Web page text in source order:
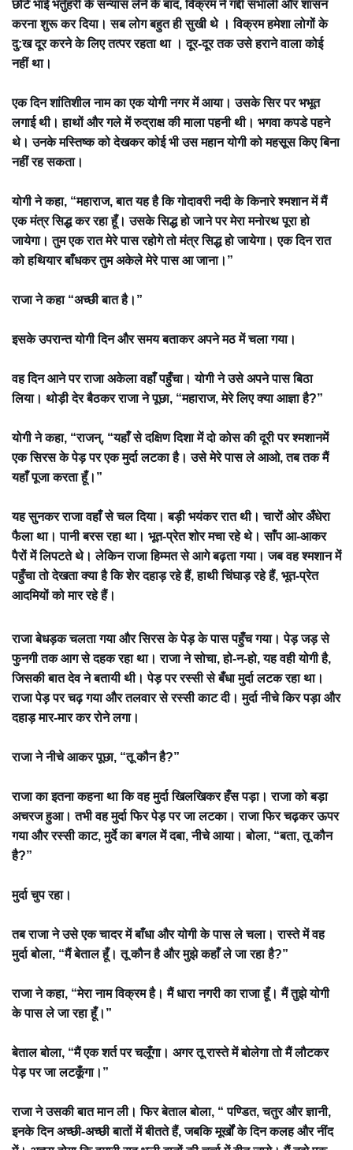
छोटे भाई भर्तुहरी के सन्यास लेने के बाद, विक्रम ने गद्दी संभाली और शासन
करना शुरू कर दिया। सब लोग बहुत ही सुखी थे । विक्रम हमेशा लोगों के
दु:ख दूर करने के लिए तत्पर रहता था । दूर-दूर तक उसे हराने वाला कोई
नहीं था।
एक दिन शांतिशील नाम का एक योगी नगर में आया। उसके सिर पर भभूत
लगाई थी। हाथों और गले में रुद्राक्ष की माला पहनी थी। भगवा कपडे पहने
थे। उनके मस्तिष्क को देखकर कोई भी उस महान योगी को महसूस किए बिना
नहीं रह सकता।
योगी ने कहा, “महाराज, बात यह है कि गोदावरी नदी के किनारे श्मशान में मैं
एक मंत्र सिद्ध कर रहा हूँ। उसके सिद्ध हो जाने पर मेरा मनोरथ पूरा हो
जायेगा। तुम एक रात मेरे पास रहोगे तो मंत्र सिद्ध हो जायेगा। एक दिन रात
को हथियार बाँधकर तुम अकेले मेरे पास आ जाना।”
राजा ने कहा “अच्छी बात है।”
इसके उपरान्त योगी दिन और समय बताकर अपने मठ में चला गया।
वह दिन आने पर राजा अकेला वहाँ पहुँचा। योगी ने उसे अपने पास बिठा
लिया। थोड़ी देर बैठकर राजा ने पूछा, “महाराज, मेरे लिए क्या आज्ञा है?”
योगी ने कहा, “राजन्, “यहाँ से दक्षिण दिशा में दो कोस की दूरी पर श्मशानमें
एक सिरस के पेड़ पर एक मुर्दा लटका है। उसे मेरे पास ले आओ, तब तक मैं
यहाँ पूजा करता हूँ।”
यह सुनकर राजा वहाँ से चल दिया। बड़ी भयंकर रात थी। चारों ओर अँधेरा
फैला था। पानी बरस रहा था। भूत-प्रेत शोर मचा रहे थे। साँप आ-आकर
पैरों में लिपटते थे। लेकिन राजा हिम्मत से आगे बढ़ता गया। जब वह श्मशान में
पहुँचा तो देखता क्या है कि शेर दहाड़ रहे हैं, हाथी चिंघाड़ रहे हैं, भूत-प्रेत
आदमियों को मार रहे हैं।
राजा बेधड़क चलता गया और सिरस के पेड़ के पास पहुँच गया। पेड़ जड़ से
फुनगी तक आग से दहक रहा था। राजा ने सोचा, हो-न-हो, यह वही योगी है,
जिसकी बात देव ने बतायी थी। पेड़ पर रस्सी से बँधा मुर्दा लटक रहा था।
राजा पेड़ पर चढ़ गया और तलवार से रस्सी काट दी। मुर्दा नीचे किर पड़ा और
दहाड़ मार-मार कर रोने लगा।
राजा ने नीचे आकर पूछा, “तू कौन है?”
राजा का इतना कहना था कि वह मुर्दा खिलखिकर हँस पड़ा। राजा को बड़ा
अचरज हुआ। तभी वह मुर्दा फिर पेड़ पर जा लटका। राजा फिर चढ़कर ऊपर
गया और रस्सी काट, मुर्दे का बगल में दबा, नीचे आया। बोला, “बता, तू कौन
है?”
मुर्दा चुप रहा।
तब राजा ने उसे एक चादर में बाँधा और योगी के पास ले चला। रास्ते में वह
मुर्दा बोला, “मैं बेताल हूँ। तू कौन है और मुझे कहाँ ले जा रहा है?”
राजा ने कहा, “मेरा नाम विक्रम है। मैं धारा नगरी का राजा हूँ। मैं तुझे योगी
के पास ले जा रहा हूँ।”
बेताल बोला, “मैं एक शर्त पर चलूँगा। अगर तू रास्ते में बोलेगा तो मैं लौटकर
पेड़ पर जा लटकूँगा।”
राजा ने उसकी बात मान ली। फिर बेताल बोला, “ पण्डित, चतुर और ज्ञानी,
इनके दिन अच्छी-अच्छी बातों में बीतते हैं, जबकि मूर्खों के दिन कलह और नींद